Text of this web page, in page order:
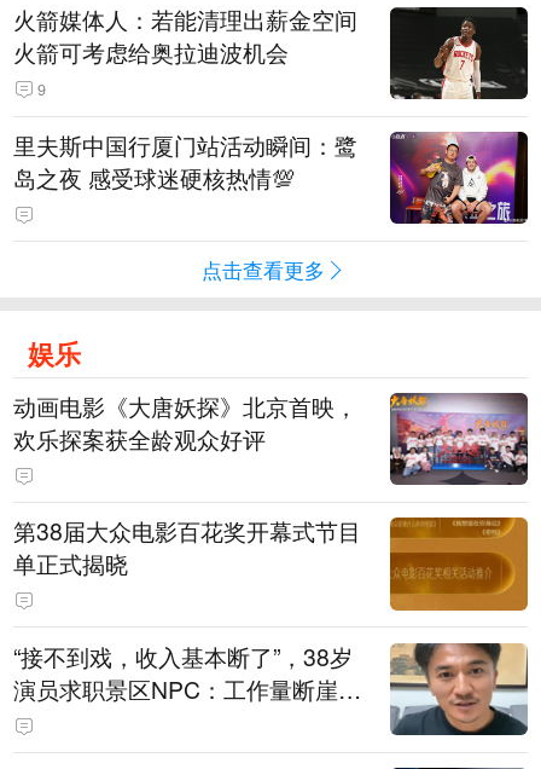
火箭媒体人：若能清理出薪金空间
火箭可考虑给奥拉迪波机会
9
里夫斯中国行厦门站活动瞬间：鹭
岛之夜 感受球迷硬核热情💯
点击查看更多
娱乐
动画电影《大唐妖探》北京首映，
欢乐探案获全龄观众好评
第38届大众电影百花奖开幕式节目
单正式揭晓
“接不到戏，收入基本断了”，38岁
演员求职景区NPC：工作量断崖式
下跌，留给我试错的时间不多了